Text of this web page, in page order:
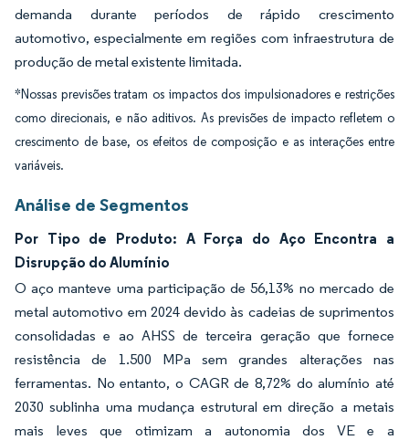
demanda durante períodos de rápido crescimento
automotivo, especialmente em regiões com infraestrutura de
produção de metal existente limitada.
*Nossas previsões tratam os impactos dos impulsionadores e restrições
como direcionais, e não aditivos. As previsões de impacto refletem o
crescimento de base, os efeitos de composição e as interações entre
variáveis.
Análise de Segmentos
Por Tipo de Produto: A Força do Aço Encontra a
Disrupção do Alumínio
O aço manteve uma participação de 56,13% no mercado de
metal automotivo em 2024 devido às cadeias de suprimentos
consolidadas e ao AHSS de terceira geração que fornece
resistência de 1.500 MPa sem grandes alterações nas
ferramentas. No entanto, o CAGR de 8,72% do alumínio até
2030 sublinha uma mudança estrutural em direção a metais
mais leves que otimizam a autonomia dos VE e a